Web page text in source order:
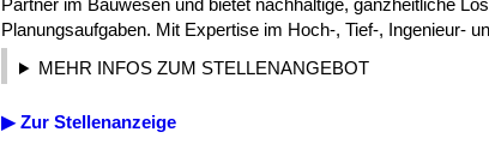
Partner im Bauwesen und bietet nachhaltige, ganzheitliche
Planungsaufgaben. Mit Expertise im Hoch-, Tief-, Ingenieur-
MEHR INFOS ZUM STELLENANGEBOT
▶ Zur Stellenanzeige